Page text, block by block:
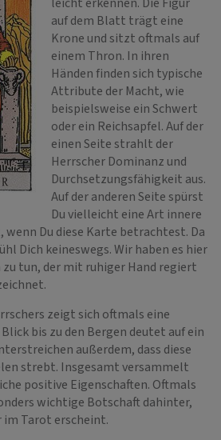
auf dem Blatt trägt eine
Krone und sitzt oftmals auf
einem Thron. In ihren
Händen finden sich typische
Attribute der Macht, wie
beispielsweise ein Schwert
oder ein Reichsapfel. Auf der
einen Seite strahlt der
Herrscher Dominanz und
Durchsetzungsfähigkeit aus.
Auf der anderen Seite spürst
Du vielleicht eine Art innere
wenn Du diese Karte betrachtest. Da
Dich keineswegs. Wir haben es hier
tun, der mit ruhiger Hand regiert
zeigt sich oftmals eine
bis zu den Bergen deutet auf ein
außerdem, dass diese
strebt. Insgesamt versammelt
positive Eigenschaften. Oftmals
wichtige Botschaft dahinter,
im Tarot erscheint.